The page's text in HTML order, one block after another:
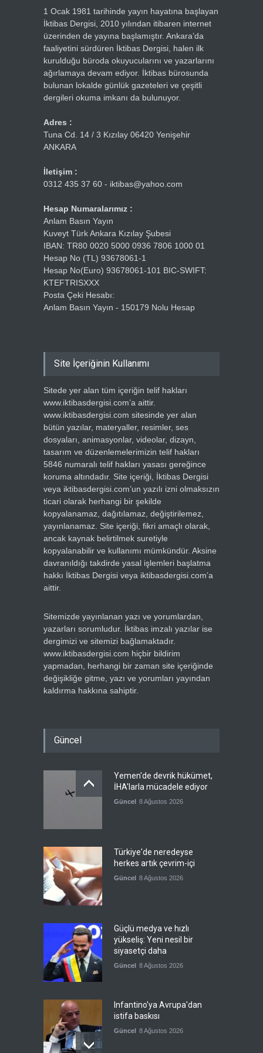
1 Ocak 1981 tarihinde yayın hayatına başlayan
İktibas Dergisi, 2010 yılından itibaren internet
üzerinden de yayına başlamıştır. Ankara’da
faaliyetini sürdüren İktibas Dergisi, halen ilk
kurulduğu büroda okuyucularını ve yazarlarını
ağırlamaya devam ediyor. İktibas bürosunda
bulunan lokalde günlük gazeteleri ve çeşitli
dergileri okuma imkanı da bulunuyor.
Adres :
Tuna Cd. 14 / 3 Kızılay 06420 Yenişehir
ANKARA
İletişim :
0312 435 37 60 - iktibas@yahoo.com
Hesap Numaralarımız :
Anlam Basın Yayın
Kuveyt Türk Ankara Kızılay Şubesi
IBAN: TR80 0020 5000 0936 7806 1000 01
Hesap No (TL) 93678061-1
Hesap No(Euro) 93678061-101 BIC-SWIFT:
KTEFTRISXXX
Posta Çeki Hesabı:
Anlam Basın Yayın - 150179 Nolu Hesap
Site İçeriğinin Kullanımı
Sitede yer alan tüm içeriğin telif hakları
www.iktibasdergisi.com’a aittir.
www.iktibasdergisi.com sitesinde yer alan
bütün yazılar, materyaller, resimler, ses
dosyaları, animasyonlar, videolar, dizayn,
tasarım ve düzenlemelerimizin telif hakları
5846 numaralı telif hakları yasası gereğince
koruma altındadır. Site içeriği, İktibas Dergisi
veya iktibasdergisi.com’un yazılı izni olmaksızın
ticari olarak herhangi bir şekilde
kopyalanamaz, dağıtılamaz, değiştirilemez,
yayınlanamaz. Site içeriği, fikri amaçlı olarak,
ancak kaynak belirtilmek suretiyle
kopyalanabilir ve kullanımı mümkündür. Aksine
davranıldığı takdirde yasal işlemleri başlatma
hakkı İktibas Dergisi veya iktibasdergisi.com’a
aittir.
Sitemizde yayınlanan yazı ve yorumlardan,
yazarları sorumludur. İktibas imzalı yazılar ise
dergimizi ve sitemizi bağlamaktadır.
www.iktibasdergisi.com hiçbir bildirim
yapmadan, herhangi bir zaman site içeriğinde
değişikliğe gitme, yazı ve yorumları yayından
kaldırma hakkına sahiptir.
Güncel
Yemen'de devrik hükümet,
İHA'larla mücadele ediyor
Güncel 8 Ağustos 2026
Türkiye'de neredeyse
herkes artık çevrim-içi
Güncel 8 Ağustos 2026
Güçlü medya ve hızlı
yükseliş: Yeni nesil bir
siyasetçi daha
Güncel 8 Ağustos 2026
Infantino'ya Avrupa'dan
istifa baskısı
Güncel 8 Ağustos 2026